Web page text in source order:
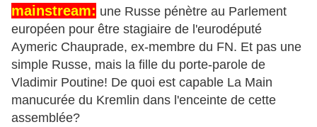
mainstream: une Russe pénètre au Parlement
européen pour être stagiaire de l'eurodéputé
Aymeric Chauprade, ex-membre du FN. Et pas une
simple Russe, mais la fille du porte-parole de
Vladimir Poutine! De quoi est capable La Main
manucurée du Kremlin dans l'enceinte de cette
assemblée?